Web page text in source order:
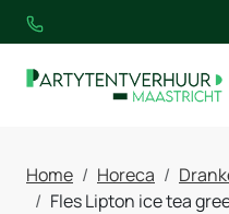
Home Horeca
Fles Lipton ice tea